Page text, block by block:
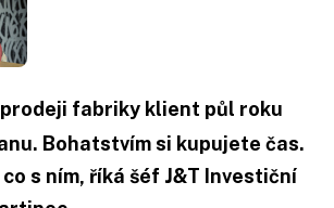
prodeji fabriky klient půl roku
Bohatstvím si kupujete čas.
s ním, říká šéf J&T Investiční